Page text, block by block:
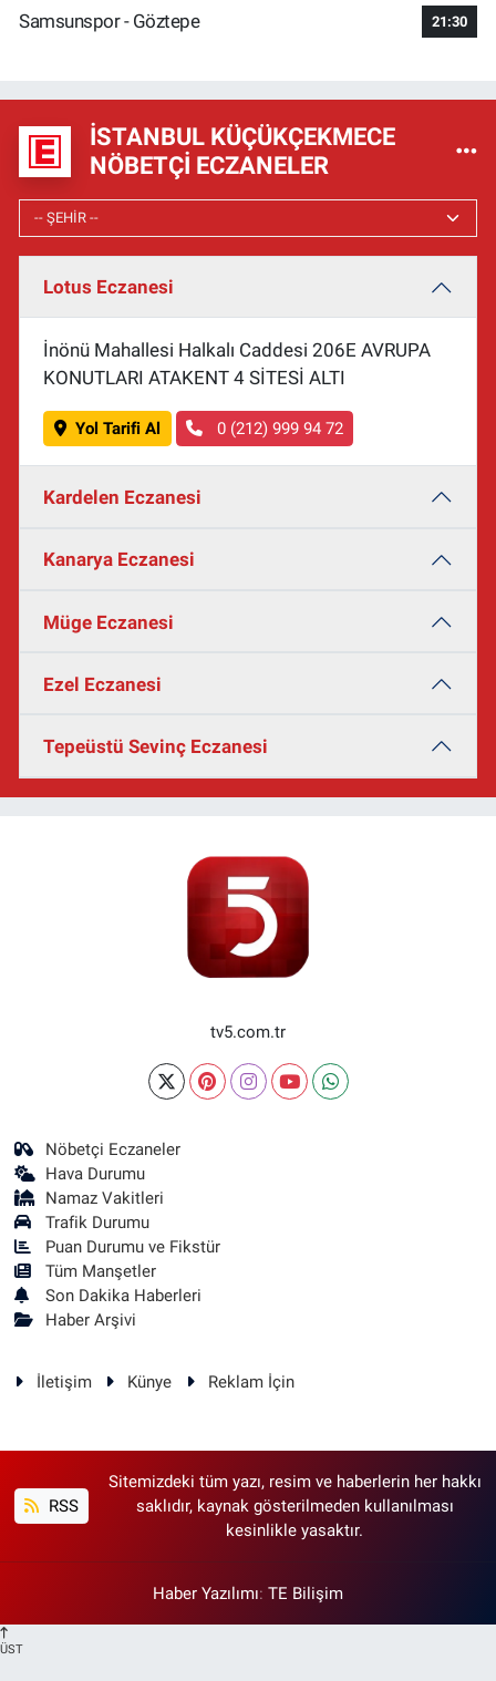
Samsunspor - Göztepe
21:30
İSTANBUL KÜÇÜKÇEKMECE
NÖBETÇI ECZANELER
Lotus Eczanesi
İnönü Mahallesi Halkalı Caddesi 206E AVRUPA
KONUTLARI ATAKENT 4 SİTESİ ALTI
Yol Tarifi Al 0 (212) 999 94 72
Kardelen Eczanesi
Kanarya Eczanesi
Müge Eczanesi
Ezel Eczanesi
Tepeüstü Sevinç Eczanesi
tv5.com.tr
Nöbetçi Eczaneler
Hava Durumu
Namaz Vakitleri
Trafik Durumu
Puan Durumu ve Fikstür
Tüm Manşetler
Son Dakika Haberleri
Haber Arşivi
İletişim Künye Reklam İçin
RSS
Sitemizdeki tüm yazı, resim ve haberlerin her hakkı
saklıdır, kaynak gösterilmeden kullanılması
kesinlikle yasaktır.
Haber Yazılımı: TE Bilişim
ÜST